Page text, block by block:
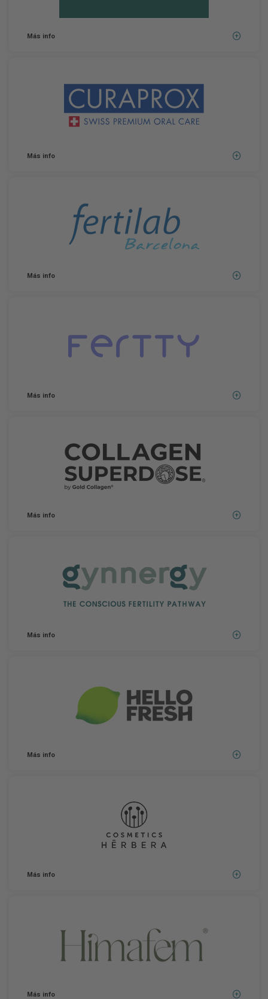
Más info
Más info
Más info
Más info
Más info
Más info
Más info
Más info
Más info